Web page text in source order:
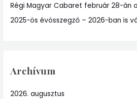
Régi Magyar Cabaret február 28-án
2025-ös évösszegző – 2026-ban is
Archívum
2026. augusztus